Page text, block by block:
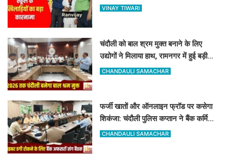
पर जमाया कब्जा
VINAY TIWARI
चंदौली को बाल श्रम मुक्त बनाने के लिए
उद्योगों ने मिलाया हाथ, रामनगर में हुई बड़ी
बैठक, बाल श्रम पर सख्त हुआ प्रशासन
CHANDAULI SAMACHAR
फर्जी खातों और ऑनलाइन फ्रॉड पर कसेगा
शिकंजा: चंदौली पुलिस कप्तान ने बैंक कर्मियों
को दिए खास सुरक्षा टिप्स
CHANDAULI SAMACHAR